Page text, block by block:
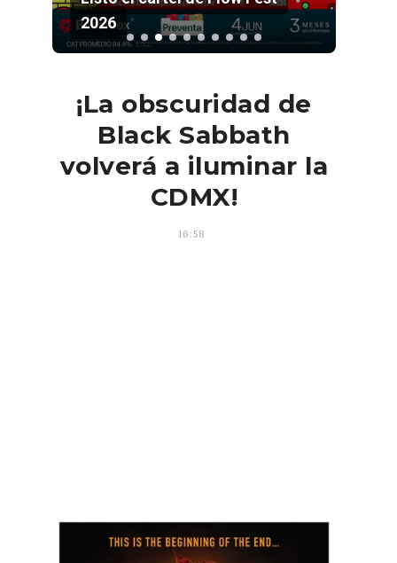
2026
¡La obscuridad de
Black Sabbath
volverá a iluminar la
CDMX!
16:58